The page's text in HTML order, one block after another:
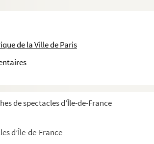
de la Ville de Paris
de spectacles d’Île-de-France
d’Île-de-France